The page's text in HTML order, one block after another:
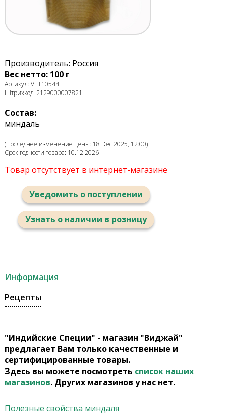
Производитель: Россия
Вес нетто: 100 г
Артикул: VET10544
Штрихкод: 2129000007821
Состав:
миндаль
(Последнее изменение цены: 18 Dec 2025, 12:00)
Срок годности товара: 10.12.2026
Товар отсутствует в интернет-магазине
Уведомить о поступлении
Узнать о наличии в розницу
Информация
Рецепты
"Индийские Специи" - магазин "Виджай"
предлагает Вам только качественные и
сертифицированные товары.
Здесь вы можете посмотреть список наших
магазинов. Других магазинов у нас нет.
Полезные свойства миндаля